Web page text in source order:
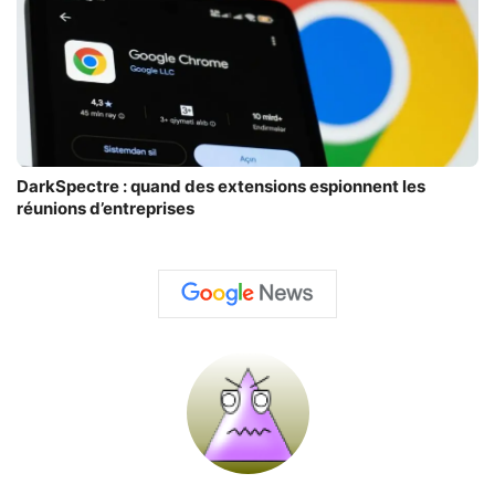
DarkSpectre : quand des extensions espionnent les
réunions d’entreprises